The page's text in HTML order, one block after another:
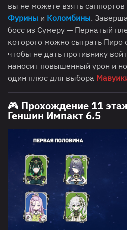
вы не можете взять саппортов
Фурины и Коломбины.
босс из Сумеру — Пернатый
которого можно сыграть Пиро
чтобы не дать противнику
наносит повышенный урон и
один плюс для выбора
🎮 Прохождение 11
Геншин Импакт 6.5